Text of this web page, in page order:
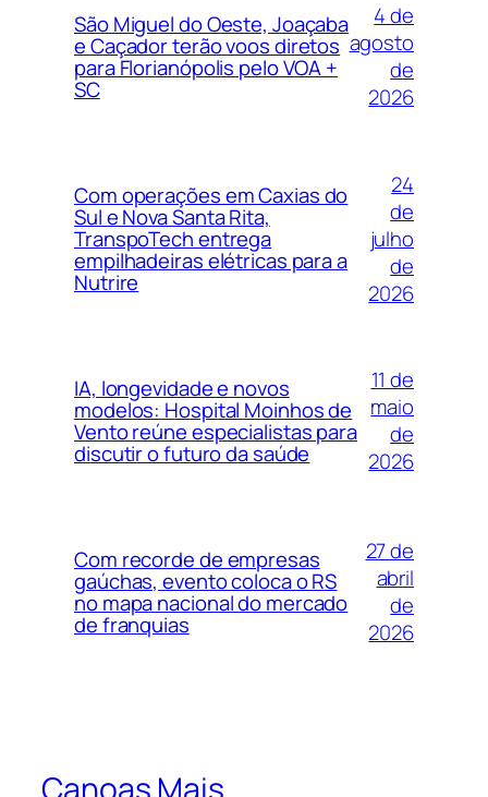
São Miguel do Oeste, Joaçaba
e Caçador terão voos diretos
para Florianópolis pelo VOA +
SC
4 de
agosto
de
2026
Com operações em Caxias do
Sul e Nova Santa Rita,
TranspoTech entrega
empilhadeiras elétricas para a
Nutrire
24
de
julho
de
2026
IA, longevidade e novos
modelos: Hospital Moinhos de
Vento reúne especialistas para
discutir o futuro da saúde
11 de
maio
de
2026
Com recorde de empresas
gaúchas, evento coloca o RS
no mapa nacional do mercado
de franquias
27 de
abril
de
2026